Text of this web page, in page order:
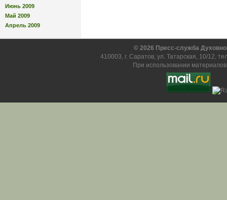
Июнь 2009
Май 2009
Апрель 2009
© 2026 Пресс-служба
410003, г. Саратов, ул. Татарская, 10/12,
При использовании